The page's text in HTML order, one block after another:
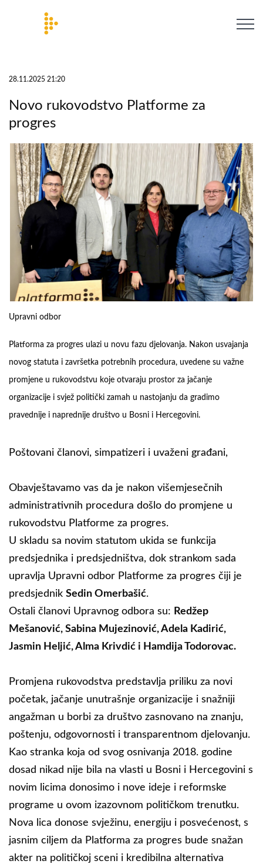
28.11.2025 21:20
Novo rukovodstvo Platforme za
progres
Upravni odbor
Platforma za progres ulazi u novu fazu djelovanja. Nakon usvajanja
novog statuta i završetka potrebnih procedura, uvedene su važne
promjene u rukovodstvu koje otvaraju prostor za jačanje
organizacije i svjež politički zamah u nastojanju da gradimo
pravednije i naprednije društvo u Bosni i Hercegovini.
Poštovani članovi, simpatizeri i uvaženi građani,
Obavještavamo vas da je nakon višemjesečnih
administrativnih procedura došlo do promjene u
rukovodstvu Platforme za progres.
U skladu sa novim statutom ukida se funkcija
predsjednika i predsjedništva, dok strankom sada
upravlja Upravni odbor Platforme za progres čiji je
predsjednik Sedin Omerbašić.
Ostali članovi Upravnog odbora su: Redžep
Mešanović, Sabina Mujezinović, Adela Kadirić,
Jasmin Heljić, Alma Krivdić i Hamdija Todorovac.
Promjena rukovodstva predstavlja priliku za novi
početak, jačanje unutrašnje organizacije i snažniji
angažman u borbi za društvo zasnovano na znanju,
poštenju, odgovornosti i transparentnom djelovanju.
Kao stranka koja od svog osnivanja 2018. godine
dosad nikad nije bila na vlasti u Bosni i Hercegovini s
novim licima donosimo i nove ideje i reformske
programe u ovom izazovnom političkom trenutku.
Nova lica donose svježinu, energiju i posvećenost, s
jasnim ciljem da Platforma za progres bude snažan
akter na političkoj sceni i kredibilna alternativa